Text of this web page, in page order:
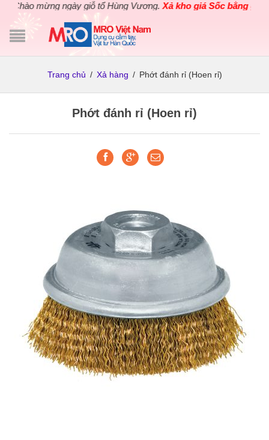
Chào mừng ngày giỗ tổ Hùng Vương.Xả kho giá Sốc bằng giá
Trang chủ / Xả hàng / Phớt đánh rỉ (Hoen rỉ)
Phớt đánh rỉ (Hoen rỉ)